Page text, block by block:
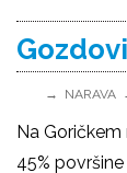
Gozdovi
NARAVA
Na
45%